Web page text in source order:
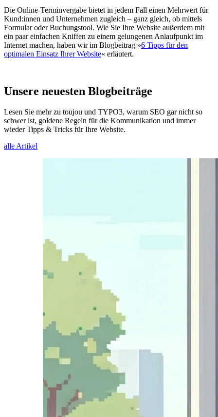
Die Online-Terminvergabe bietet in jedem Fall einen Mehrwert für
Kund:innen und Unternehmen zugleich – ganz gleich, ob mittels
Formular oder Buchungstool. Wie Sie Ihre Website außerdem mit
ein paar einfachen Kniffen zu einem gelungenen Anlaufpunkt im
Internet machen, haben wir im Blogbeitrag »6 Tipps für den
optimalen Einsatz Ihrer Website« erläutert.
Unsere neuesten Blogbeiträge
Lesen Sie mehr zu toujou und TYPO3, warum SEO gar nicht so
schwer ist, goldene Regeln für die Kommunikation und immer
wieder Tipps & Tricks für Ihre Website.
alle Artikel